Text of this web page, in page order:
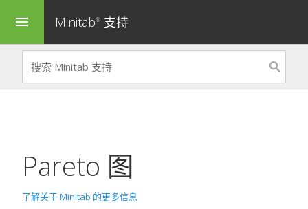
menu Minitab® 支持
Pareto 图
了解关于 Minitab 的更多信息